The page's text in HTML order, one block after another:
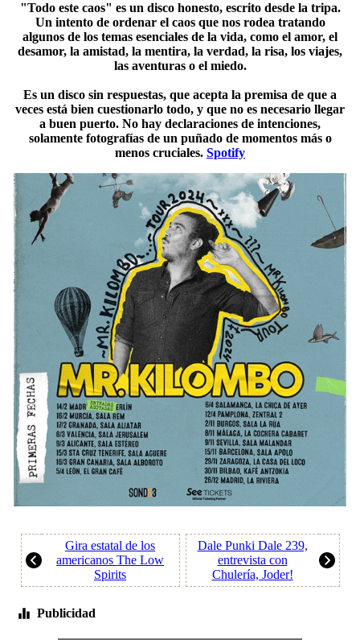
"Todo este caos" es un disco honesto, escrito desde la tripa.
Un intento de ordenar el caos que nos rodea tratando
algunos de los temas esenciales de la vida, como el amor, el
desamor, la amistad, la mentira, la verdad, la risa, los viajes,
las aventuras o el miedo.
Es un disco sin respuestas, que acepta la premisa de que a
veces está bien cuestionarlo todo, y que no es necesario llegar
a buen puerto. No hay declaraciones de intenciones,
solamente fotografías de un puñado de momentos más o
menos cruciales. Spotify
Gira estatal de los
americanos The Low
Spirits
Dale Punki Dale 239,
entrevista con
Chulería, Joder!
Publicidad